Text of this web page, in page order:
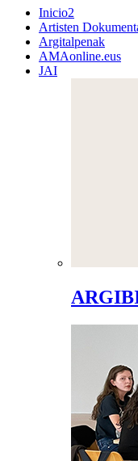
Inicio2
Artisten
Argitalpenak
AMAonline.eus
JAI